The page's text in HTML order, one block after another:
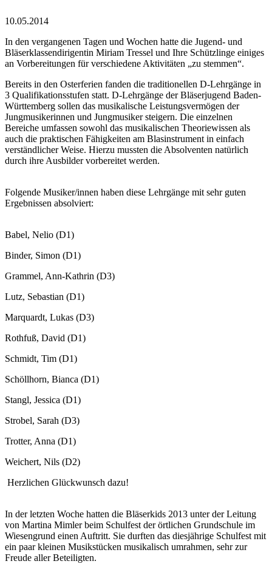
10.05.2014
In den vergangenen Tagen und Wochen hatte die Jugend- und
Bläserklassendirigentin Miriam Tressel und Ihre Schützlinge einiges
an Vorbereitungen für verschiedene Aktivitäten „zu stemmen“.
Bereits in den Osterferien fanden die traditionellen D-Lehrgänge in
3 Qualifikationsstufen statt. D-Lehrgänge der Bläserjugend Baden-
Württemberg sollen das musikalische Leistungsvermögen der
Jungmusikerinnen und Jungmusiker steigern. Die einzelnen
Bereiche umfassen sowohl das musikalischen Theoriewissen als
auch die praktischen Fähigkeiten am Blasinstrument in einfach
verständlicher Weise. Hierzu mussten die Absolventen natürlich
durch ihre Ausbilder vorbereitet werden.
Folgende Musiker/innen haben diese Lehrgänge mit sehr guten
Ergebnissen absolviert:
Babel, Nelio (D1)
Binder, Simon (D1)
Grammel, Ann-Kathrin (D3)
Lutz, Sebastian (D1)
Marquardt, Lukas (D3)
Rothfuß, David (D1)
Schmidt, Tim (D1)
Schöllhorn, Bianca (D1)
Stangl, Jessica (D1)
Strobel, Sarah (D3)
Trotter, Anna (D1)
Weichert, Nils (D2)
Herzlichen Glückwunsch dazu!
In der letzten Woche hatten die Bläserkids 2013 unter der Leitung
von Martina Mimler beim Schulfest der örtlichen Grundschule im
Wiesengrund einen Auftritt. Sie durften das diesjährige Schulfest mit
ein paar kleinen Musikstücken musikalisch umrahmen, sehr zur
Freude aller Beteiligten.